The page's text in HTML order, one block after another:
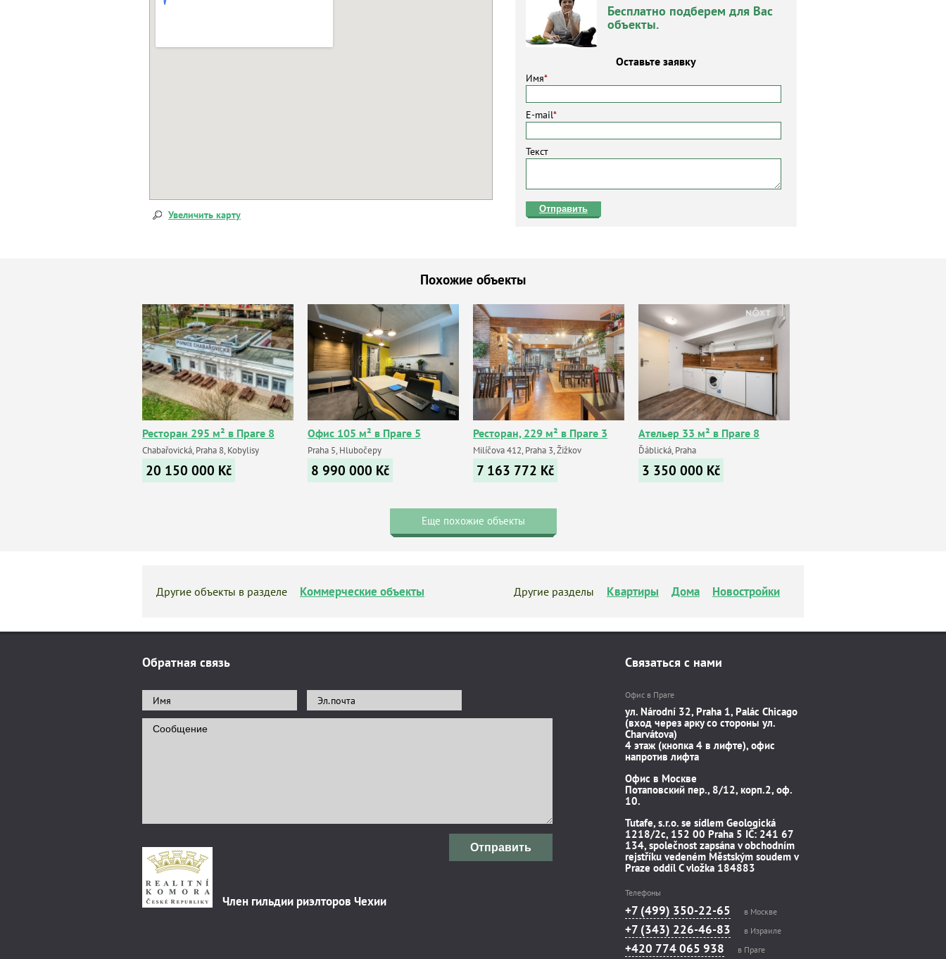
Бесплатно подберем для Вас
объекты.
Оставьте заявку
Имя*
E-mail*
Текст
Отправить
Увеличить карту
Похожие объекты
Ресторан 295 м² в Праге 8
Chabařovická, Praha 8, Kobylisy
20 150 000 Kč
Офис 105 м² в Праге 5
Praha 5, Hlubočepy
8 990 000 Kč
Ресторан, 229 м² в Праге 3
Milíčova 412, Praha 3, Žižkov
7 163 772 Kč
Ательер 33 м² в Праге 8
Ďáblická, Praha
3 350 000 Kč
Еще похожие объекты
Другие объекты в разделе Коммерческие объекты Другие разделы Квартиры Дома Новостройки
Обратная связь
Отправить
Член гильдии риэлторов Чехии
Связаться с нами
Офис в Праге
ул. Národní 32, Praha 1, Palác Chicago
(вход через арку со стороны ул.
Charvátova)
4 этаж (кнопка 4 в лифте), офис
напротив лифта
Офис в Москве
Потаповский пер., 8/12, корп.2, оф.
10.
Tutafe, s.r.o. se sídlem Geologická
1218/2c, 152 00 Praha 5 IČ: 241 67
134, společnost zapsána v obchodním
rejstříku vedeném Městským soudem v
Praze oddíl C vložka 184883
Телефоны
+7 (499) 350-22-65 в Москве
+7 (343) 226-46-83 в Израиле
+420 774 065 938 в Праге